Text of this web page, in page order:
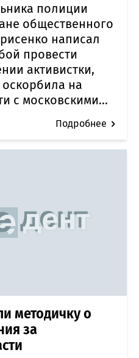
полиции
общественного
написал
провести
активистки,
на
с московскими...
Подробнее
методичку о
за